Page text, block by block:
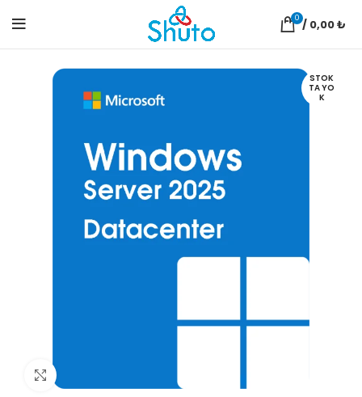
0 / 0,00₺
STOK
TA YO
K